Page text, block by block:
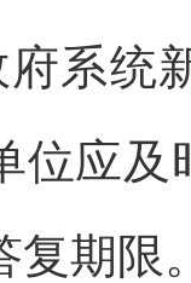
系统
位应
复期限